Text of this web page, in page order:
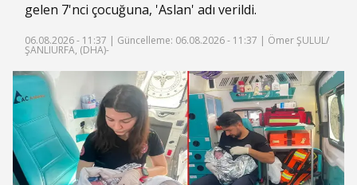
gelen 7'nci çocuğuna, 'Aslan' adı verildi.
06.08.2026 - 11:37 | Güncelleme: 06.08.2026 - 11:37 | Ömer ŞULUL/
ŞANLIURFA, (DHA)-